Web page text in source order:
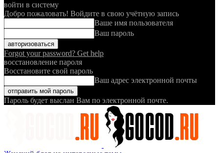
войти в систему
Добро пожаловать! Войдите в свою учётную запись
Ваше имя пользователя
Ваш пароль
Forgot your password? Get help
восстановление пароля
Восстановите свой пароль
Ваш адрес электронной почты
Пароль будет выслан Вам по электронной почте.